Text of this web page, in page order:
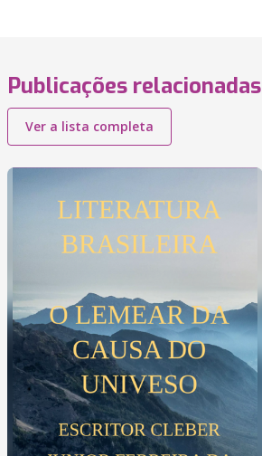
Publicações relacionadas
Ver a lista completa